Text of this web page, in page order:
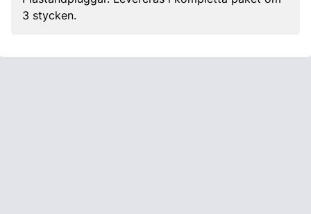
3 stycken.